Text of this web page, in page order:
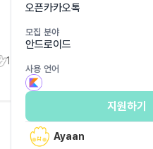
1
오픈카카오톡
모집 분야
안드로이드
사용 언어
지원하기
Ayaan